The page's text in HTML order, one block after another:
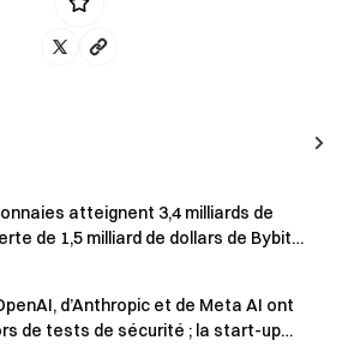
atteignent 3,4 milliards de
de 1,5 milliard de dollars de Bybit
% du total annuel
d’Anthropic et de Meta AI ont
de tests de sécurité ; la start-up